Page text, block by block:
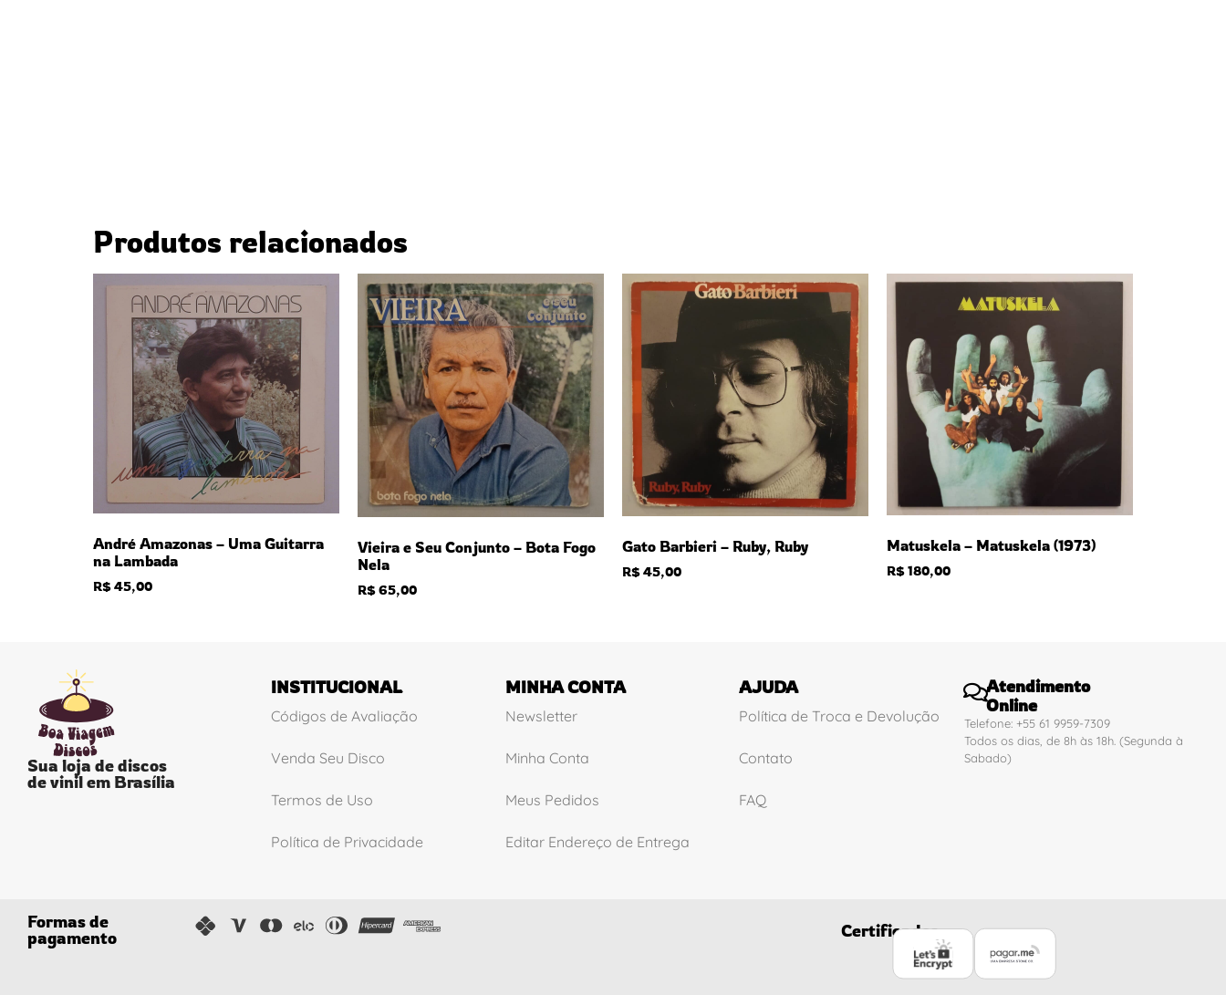
Produtos relacionados
André Amazonas – Uma Guitarra
na Lambada
R$45,00
Vieira e Seu Conjunto – Bota Fogo
Nela
R$65,00
Gato Barbieri – Ruby, Ruby
R$45,00
Matuskela – Matuskela (1973)
R$180,00
Sua loja de discos
de vinil em Brasília
INSTITUCIONAL
Códigos de Avaliação
Venda Seu Disco
Termos de Uso
Política de Privacidade
MINHA CONTA
Newsletter
Minha Conta
Meus Pedidos
Editar Endereço de Entrega
AJUDA
Política de Troca e Devolução
Contato
FAQ
Atendimento
Online
Telefone: +55 61 9959-7309
Todos os dias, de 8h às 18h. (Segunda à
Sabado)
Formas de
pagamento
Certificados